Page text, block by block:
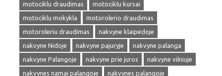
motociklu draudimas
motociklu kursai
motociklu mokykla
motorolerio draudimas
motoroleriu draudimas
nakvyne klaipedoje
nakvyne Nidoje
nakvyne pajuryje
nakvyne palanga
nakvyne Palangoje
nakvyne prie juros
nakvyne vilniuje
nakvynes namai palangoje
nakvynes palangoje